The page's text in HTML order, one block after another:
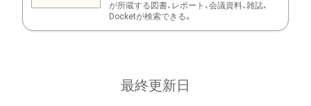
が所蔵する図書、レポート、会議資料、雑誌、
Docketが検索できる。
最終更新日